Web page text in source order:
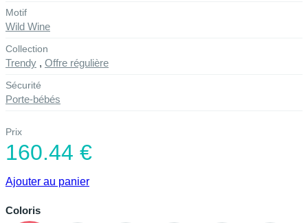
Motif
Wild Wine
Collection
Trendy , Offre régulière
Sécurité
Porte-bébés
Prix
160.44 €
Ajouter au panier
Coloris